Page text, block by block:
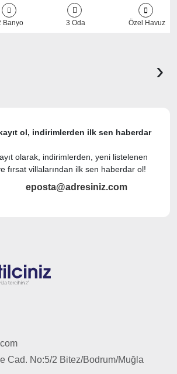
Banyo 3 Oda Özel Havuz
›
ol, indirimlerden ilk sen haberdar
olarak, indirimlerden, yeni listelenen
fırsat villalarından ilk sen haberdar ol!
Cad. No:5/2 Bitez/Bodrum/Muğla